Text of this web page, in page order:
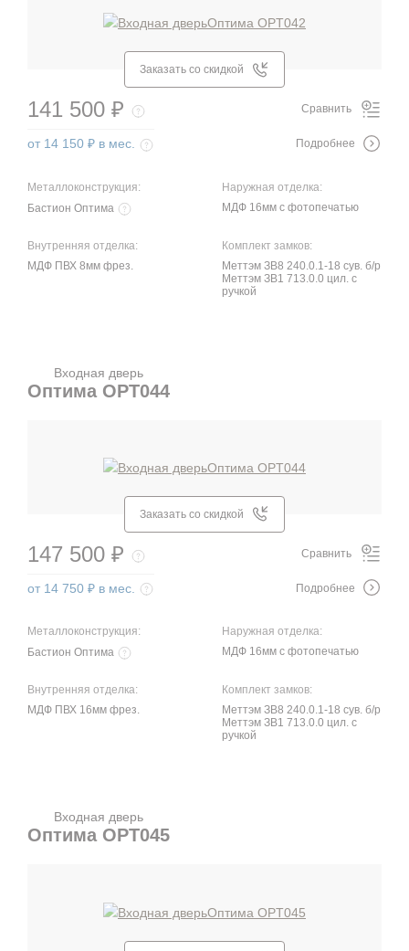
Заказать со скидкой
Металлоконструкция:
Бастион Оптима
Наружная отделка:
МДФ 16мм с фотопечатью
Внутренняя отделка:
МДФ ПВХ 8мм фрез.
Комплект замков:
Меттэм ЗВ8 240.0.1-18 сув. б/р
Меттэм ЗВ1 713.0.0 цил. с
ручкой
141 500 ₽
от 14 150 ₽ в мес.
Сравнить
Подробнее
Входная дверь
Оптима OPT044
Заказать со скидкой
Металлоконструкция:
Бастион Оптима
Наружная отделка:
МДФ 16мм с фотопечатью
Внутренняя отделка:
МДФ ПВХ 16мм фрез.
Комплект замков:
Меттэм ЗВ8 240.0.1-18 сув. б/р
Меттэм ЗВ1 713.0.0 цил. с
ручкой
147 500 ₽
от 14 750 ₽ в мес.
Сравнить
Подробнее
Входная дверь
Оптима OPT045